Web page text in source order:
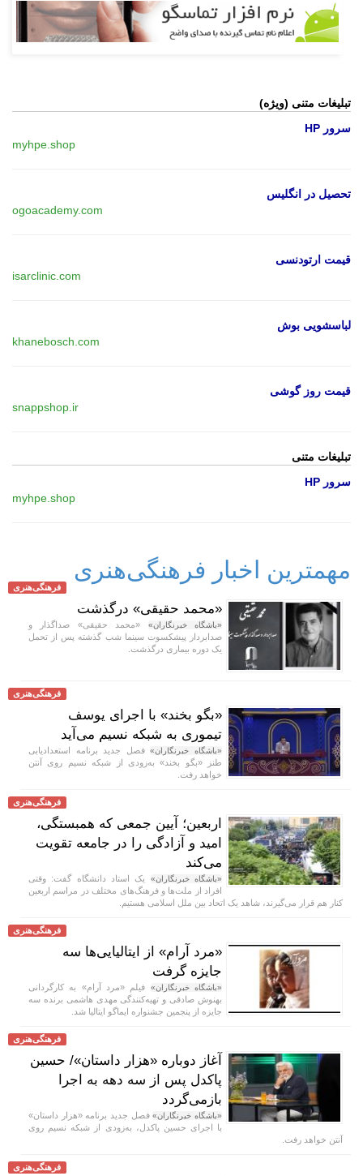
تبلیغات متنی (ویژه)
سرور HP
myhpe.shop
تحصیل در انگلیس
ogoacademy.com
قیمت ارتودنسی
isarclinic.com
لباسشویی بوش
khanebosch.com
قیمت روز گوشی
snappshop.ir
تبلیغات متنی
سرور HP
myhpe.shop
مهمترین اخبار فرهنگی‌هنری
فرهنگی‌هنری
«محمد حقیقی» درگذشت
«باشگاه خبرنگاران» «محمد حقیقی» صداگذار و
صدابردار پیشکسوت سینما شب گذشته پس از تحمل
یک دوره بیماری درگذشت.
فرهنگی‌هنری
«بگو بخند» با اجرای یوسف
تیموری به شبکه نسیم می‌آید
«باشگاه خبرنگاران»فصل جدید برنامه استعدادیابی
طنز «بگو بخند» به‌زودی از شبکه نسیم روی آنتن
خواهد رفت.
فرهنگی‌هنری
اربعین؛ آیین جمعی که همبستگی،
امید و آزادگی را در جامعه تقویت
می‌کند
«باشگاه خبرنگاران» یک استاد دانشگاه گفت: وقتی
افراد از ملت‌ها و فرهنگ‌های مختلف در مراسم اربعین
کنار هم قرار می‌گیرند، شاهد یک اتحاد بین ملل اسلامی هستیم.
فرهنگی‌هنری
«مرد آرام» از ایتالیایی‌ها سه
جایزه گرفت
«باشگاه خبرنگاران» فیلم «مرد آرام» به کارگردانی
بهنوش صادقی و تهیه‌کنندگی مهدی هاشمی برنده سه
جایزه از پنجمین جشنواره ایماگو ایتالیا شد.
فرهنگی‌هنری
آغاز دوباره «هزار داستان»/ حسین
پاکدل پس از سه دهه به اجرا
بازمی‌گردد
«باشگاه خبرنگاران»فصل جدید برنامه «هزار داستان»
با اجرای حسین پاکدل، به‌زودی از شبکه نسیم روی
آنتن خواهد رفت.
فرهنگی‌هنری